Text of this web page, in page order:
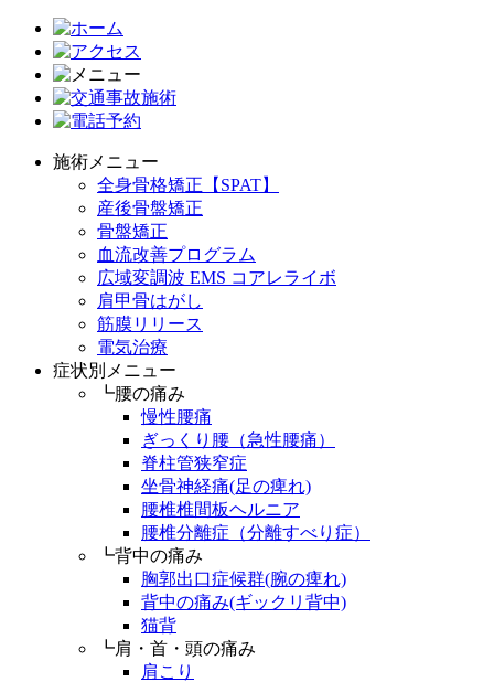
施術メニュー
全身骨格矯正【SPAT】
産後骨盤矯正
骨盤矯正
血流改善プログラム
広域変調波 EMS コアレライボ
肩甲骨はがし
筋膜リリース
電気治療
症状別メニュー
┗腰の痛み
慢性腰痛
ぎっくり腰（急性腰痛）
脊柱管狭窄症
坐骨神経痛(足の痺れ)
腰椎椎間板ヘルニア
腰椎分離症（分離すべり症）
┗背中の痛み
胸郭出口症候群(腕の痺れ)
背中の痛み(ギックリ背中)
猫背
┗肩・首・頭の痛み
肩こり